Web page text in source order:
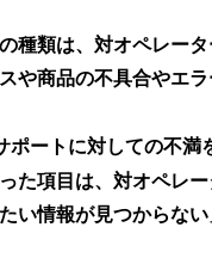
類は、対オペレータ
や商品の不具合やエ
ートに対しての不満
項目は、対オペレー
い情報が見つからない